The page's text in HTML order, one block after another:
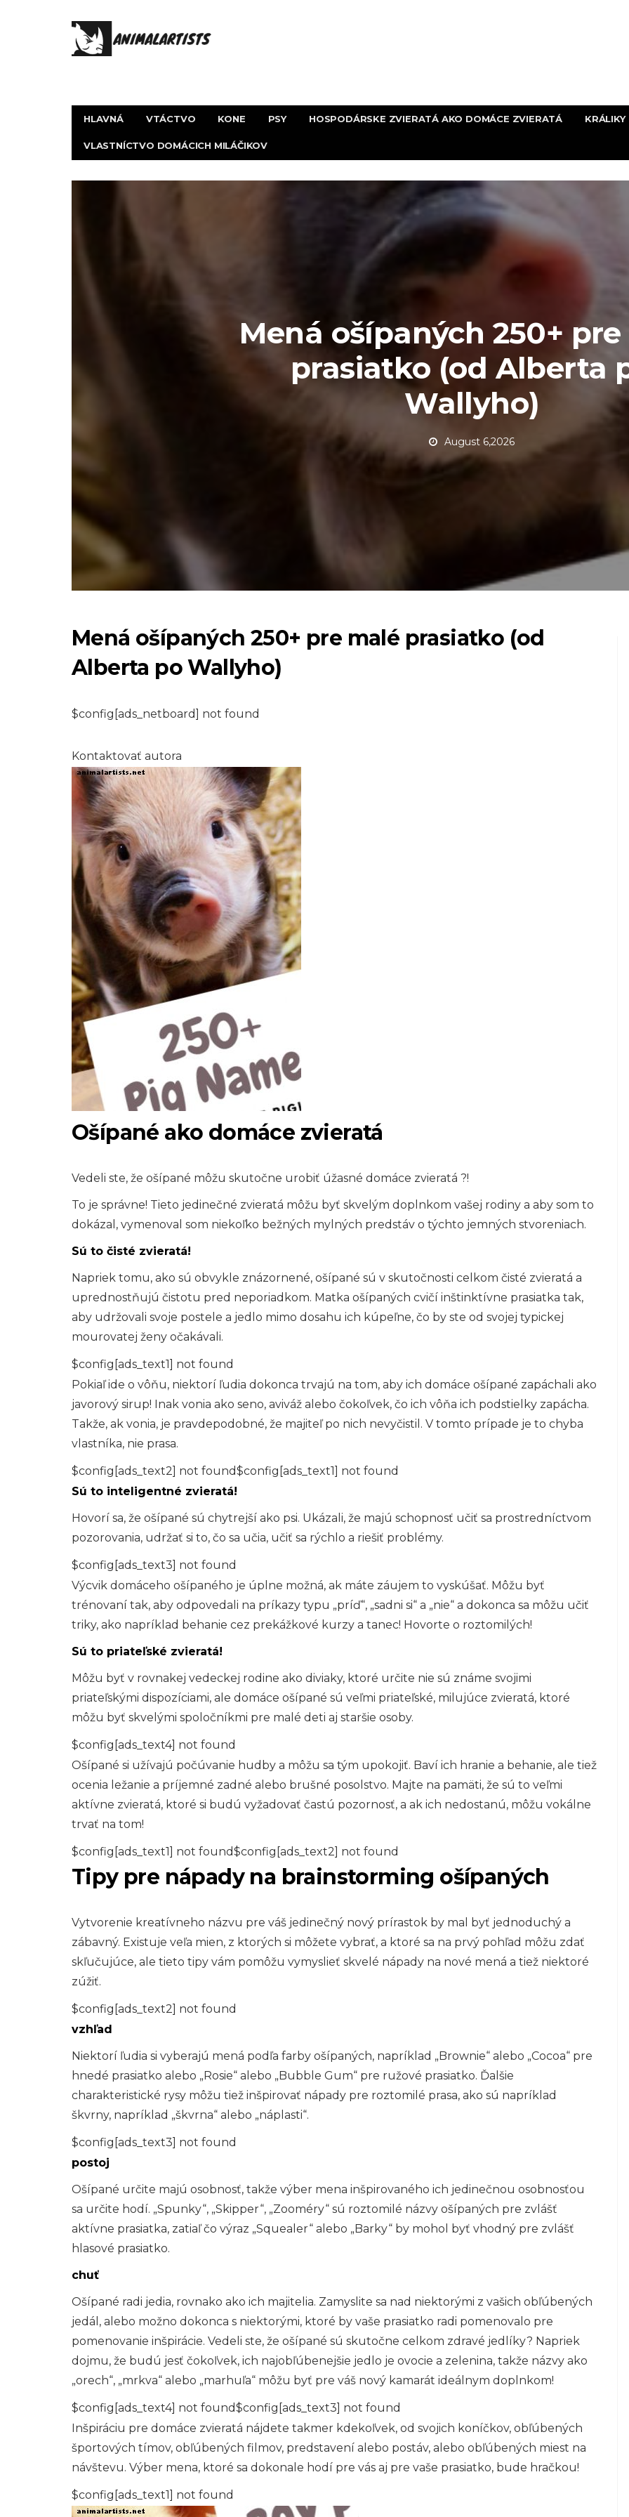
HLAVNÁ VTÁCTVO KONE PSY HOSPODÁRSKE ZVIERATÁ AKO DOMÁCE ZVIERATÁ KRÁLIKY
VLASTNÍCTVO DOMÁCICH MILÁČIKOV
Mená ošípaných 250+
prasiatko (od Alberta
Wallyho)
August 6,2026
Mená ošípaných 250+ pre malé prasiatko (od
Alberta po Wallyho)
$config[ads_netboard] not found
Kontaktovať autora
Ošípané ako domáce zvieratá
Vedeli ste, že ošípané môžu skutočne urobiť úžasné domáce zvieratá ?!
To je správne! Tieto jedinečné zvieratá môžu byť skvelým doplnkom vašej rodiny a aby som to
dokázal, vymenoval som niekoľko bežných mylných predstáv o týchto jemných stvoreniach.
Sú to čisté zvieratá!
Napriek tomu, ako sú obvykle znázornené, ošípané sú v skutočnosti celkom čisté zvieratá a
uprednostňujú čistotu pred neporiadkom. Matka ošípaných cvičí inštinktívne prasiatka tak,
aby udržovali svoje postele a jedlo mimo dosahu ich kúpeľne, čo by ste od svojej typickej
mourovatej ženy očakávali.
$config[ads_text1] not found
Pokiaľ ide o vôňu, niektorí ľudia dokonca trvajú na tom, aby ich domáce ošípané zapáchali ako
javorový sirup! Inak vonia ako seno, aviváž alebo čokoľvek, čo ich vôňa ich podstielky zapácha.
Takže, ak vonia, je pravdepodobné, že majiteľ po nich nevyčistil. V tomto prípade je to chyba
vlastníka, nie prasa.
$config[ads_text2] not found$config[ads_text1] not found
Sú to inteligentné zvieratá!
Hovorí sa, že ošípané sú chytrejší ako psi. Ukázali, že majú schopnosť učiť sa prostredníctvom
pozorovania, udržať si to, čo sa učia, učiť sa rýchlo a riešiť problémy.
$config[ads_text3] not found
Výcvik domáceho ošípaného je úplne možná, ak máte záujem to vyskúšať. Môžu byť
trénovaní tak, aby odpovedali na príkazy typu „príď“, „sadni si“ a „nie“ a dokonca sa môžu učiť
triky, ako napríklad behanie cez prekážkové kurzy a tanec! Hovorte o roztomilých!
Sú to priateľské zvieratá!
Môžu byť v rovnakej vedeckej rodine ako diviaky, ktoré určite nie sú známe svojimi
priateľskými dispozíciami, ale domáce ošípané sú veľmi priateľské, milujúce zvieratá, ktoré
môžu byť skvelými spoločníkmi pre malé deti aj staršie osoby.
$config[ads_text4] not found
Ošípané si užívajú počúvanie hudby a môžu sa tým upokojiť. Baví ich hranie a behanie, ale tiež
ocenia ležanie a príjemné zadné alebo brušné posolstvo. Majte na pamäti, že sú to veľmi
aktívne zvieratá, ktoré si budú vyžadovať častú pozornosť, a ak ich nedostanú, môžu vokálne
trvať na tom!
$config[ads_text1] not found$config[ads_text2] not found
Tipy pre nápady na brainstorming ošípaných
Vytvorenie kreatívneho názvu pre váš jedinečný nový prírastok by mal byť jednoduchý a
zábavný. Existuje veľa mien, z ktorých si môžete vybrať, a ktoré sa na prvý pohľad môžu zdať
skľučujúce, ale tieto tipy vám pomôžu vymyslieť skvelé nápady na nové mená a tiež niektoré
zúžiť.
$config[ads_text2] not found
vzhľad
Niektorí ľudia si vyberajú mená podľa farby ošípaných, napríklad „Brownie“ alebo „Cocoa“ pre
hnedé prasiatko alebo „Rosie“ alebo „Bubble Gum“ pre ružové prasiatko. Ďalšie
charakteristické rysy môžu tiež inšpirovať nápady pre roztomilé prasa, ako sú napríklad
škvrny, napríklad „škvrna“ alebo „náplasti“.
$config[ads_text3] not found
postoj
Ošípané určite majú osobnosť, takže výber mena inšpirovaného ich jedinečnou osobnosťou
sa určite hodí. „Spunky“, „Skipper“, „Zooméry“ sú roztomilé názvy ošípaných pre zvlášť
aktívne prasiatka, zatiaľ čo výraz „Squealer“ alebo „Barky“ by mohol byť vhodný pre zvlášť
hlasové prasiatko.
chuť
Ošípané radi jedia, rovnako ako ich majitelia. Zamyslite sa nad niektorými z vašich obľúbených
jedál, alebo možno dokonca s niektorými, ktoré by vaše prasiatko radi pomenovalo pre
pomenovanie inšpirácie. Vedeli ste, že ošípané sú skutočne celkom zdravé jedlíky? Napriek
dojmu, že budú jesť čokoľvek, ich najobľúbenejšie jedlo je ovocie a zelenina, takže názvy ako
„orech“, „mrkva“ alebo „marhuľa“ môžu byť pre váš nový kamarát ideálnym doplnkom!
$config[ads_text4] not found$config[ads_text3] not found
Inšpiráciu pre domáce zvieratá nájdete takmer kdekoľvek, od svojich koníčkov, obľúbených
športových tímov, obľúbených filmov, predstavení alebo postáv, alebo obľúbených miest na
návštevu. Výber mena, ktoré sa dokonale hodí pre vás aj pre vaše prasiatko, bude hračkou!
$config[ads_text1] not found
Ako si vybrať pre váš
dom rastliny vhodné
pre mačky
6,2026